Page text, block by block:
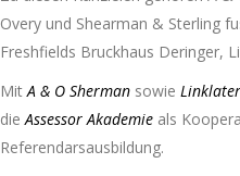
Overy und Shearman & Sterling
Freshfields Bruckhaus Deringer,
MitA & O Sherman sowie
dieAssessor Akademie als
Referendarsausbildung.